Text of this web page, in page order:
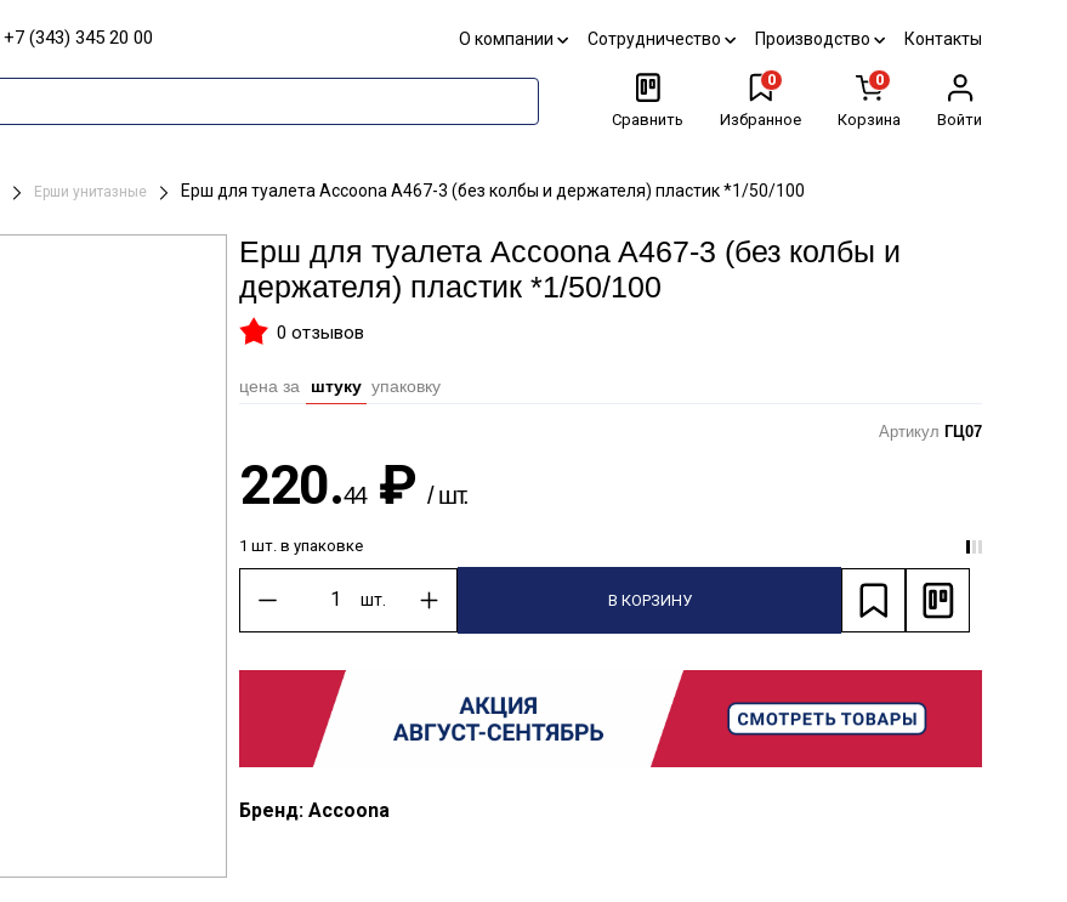
+7 (343) 345 20 00 О компании Сотрудничество Производство Контакты
Сравнить
0
Избранное
0
Корзина Войти
Ерши унитазные Ерш для туалета Accoona A467-3 (без колбы и держателя) пластик *1/50/100
Ерш для туалета Accoona A467-3 (без колбы и
держателя) пластик *1/50/100
0 отзывов
цена за штуку упаковку
Артикул ГЦ07
220.44₽ / шт.
1 шт. в упаковке
шт. В КОРЗИНУ
Бренд: Accoona